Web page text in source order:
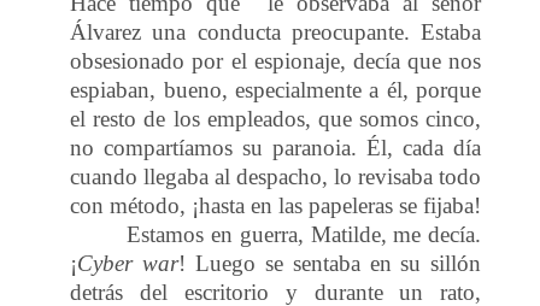
Álvarez una conducta preocupante. Estaba
obsesionado por el espionaje, decía que nos
espiaban, bueno, especialmente a él, porque
el resto de los empleados, que somos cinco,
no compartíamos su paranoia. Él, cada día
cuando llegaba al despacho, lo revisaba todo
con método, ¡hasta en las papeleras se fijaba!
Estamos en guerra, Matilde, me decía.
¡Cyber war! Luego se sentaba en su sillón
detrás del escritorio y durante un rato,